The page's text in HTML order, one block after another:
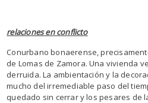
relaciones en conflicto
Conurbano bonaerense,
de Lomas de Zamora.Una vivienda
derruida.La ambientación y la
mucho del irremediable paso del
quedado sin cerrar y los pesares de